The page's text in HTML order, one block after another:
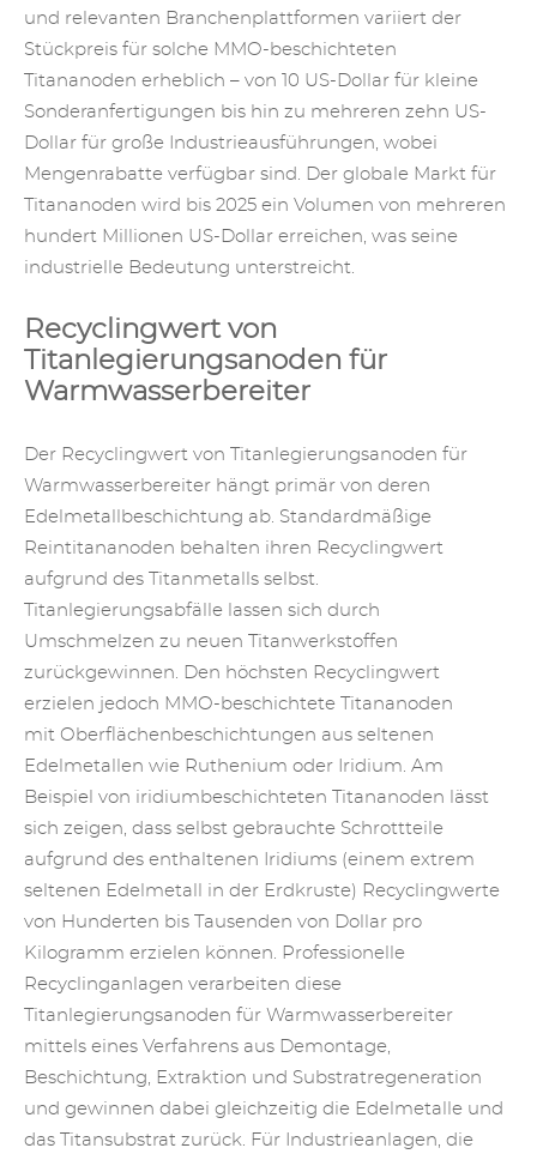
und relevanten Branchenplattformen variiert der
Stückpreis für solche MMO-beschichteten
Titananoden erheblich – von 10 US-Dollar für kleine
Sonderanfertigungen bis hin zu mehreren zehn US-
Dollar für große Industrieausführungen, wobei
Mengenrabatte verfügbar sind. Der globale Markt für
Titananoden wird bis 2025 ein Volumen von mehreren
hundert Millionen US-Dollar erreichen, was seine
industrielle Bedeutung unterstreicht.
Recyclingwert von
Titanlegierungsanoden für
Warmwasserbereiter
Der Recyclingwert von Titanlegierungsanoden für
Warmwasserbereiter hängt primär von deren
Edelmetallbeschichtung ab. Standardmäßige
Reintitananoden behalten ihren Recyclingwert
aufgrund des Titanmetalls selbst.
Titanlegierungsabfälle lassen sich durch
Umschmelzen zu neuen Titanwerkstoffen
zurückgewinnen. Den höchsten Recyclingwert
erzielen jedoch MMO-beschichtete Titananoden
mit Oberflächenbeschichtungen aus seltenen
Edelmetallen wie Ruthenium oder Iridium. Am
Beispiel von iridiumbeschichteten Titananoden lässt
sich zeigen, dass selbst gebrauchte Schrottteile
aufgrund des enthaltenen Iridiums (einem extrem
seltenen Edelmetall in der Erdkruste) Recyclingwerte
von Hunderten bis Tausenden von Dollar pro
Kilogramm erzielen können. Professionelle
Recyclinganlagen verarbeiten diese
Titanlegierungsanoden für Warmwasserbereiter
mittels eines Verfahrens aus Demontage,
Beschichtung, Extraktion und Substratregeneration
und gewinnen dabei gleichzeitig die Edelmetalle und
das Titansubstrat zurück. Für Industrieanlagen, die